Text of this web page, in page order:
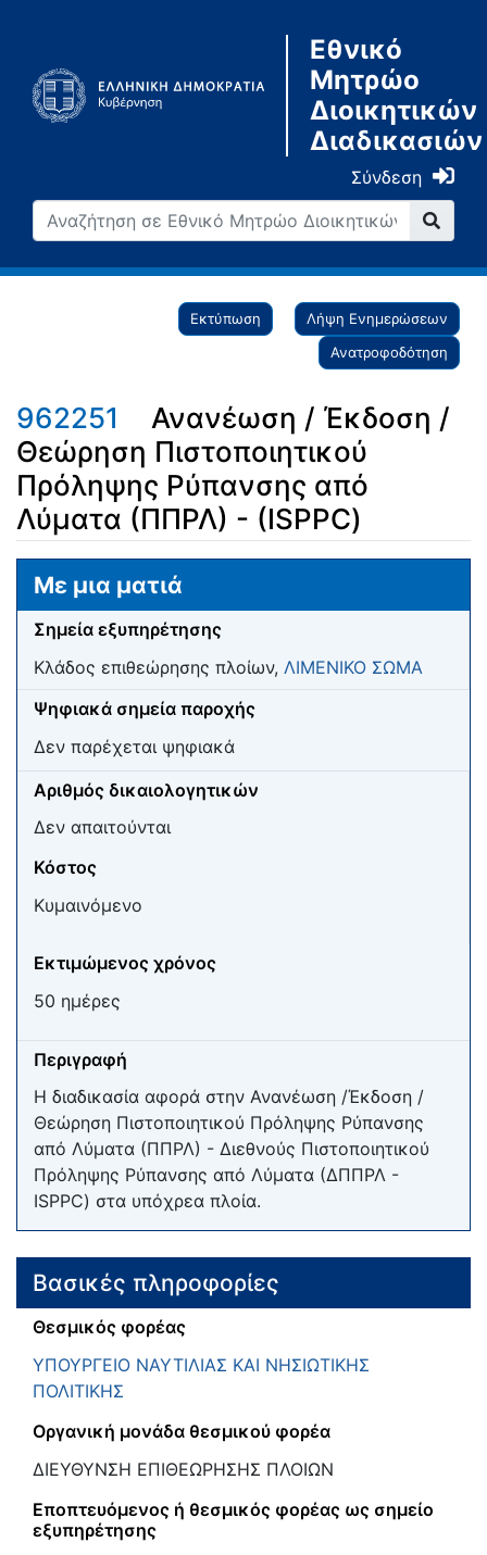
Εθνικό
Μητρώο
Διοικητικών
Διαδικασιών
Σύνδεση
Εκτύπωση
Λήψη Ενημερώσεων
Ανατροφοδότηση
962251
Ανανέωση / Έκδοση /
Θεώρηση Πιστοποιητικού
Πρόληψης Ρύπανσης από
Λύματα (ΠΠΡΛ) - (ISPPC)
Μετάβαση σε: πλοήγηση
Με μια ματιά
Σημεία εξυπηρέτησης
Κλάδος επιθεώρησης πλοίων, ΛΙΜΕΝΙΚΟ ΣΩΜΑ
Ψηφιακά σημεία παροχής
Δεν παρέχεται ψηφιακά
Αριθμός δικαιολογητικών
Δεν απαιτούνται
Κόστος
Κυμαινόμενο
Εκτιμώμενος χρόνος
50 ημέρες
Περιγραφή
Η διαδικασία αφορά στην Ανανέωση /Έκδοση /
Θεώρηση Πιστοποιητικού Πρόληψης Ρύπανσης
από Λύματα (ΠΠΡΛ) - Διεθνούς Πιστοποιητικού
Πρόληψης Ρύπανσης από Λύματα (ΔΠΠΡΛ -
ISPPC) στα υπόχρεα πλοία.
Βασικές πληροφορίες
Θεσμικός φορέας
ΥΠΟΥΡΓΕΙΟ ΝΑΥΤΙΛΙΑΣ ΚΑΙ ΝΗΣΙΩΤΙΚΗΣ
ΠΟΛΙΤΙΚΗΣ
Οργανική μονάδα θεσμικού φορέα
ΔΙΕΥΘΥΝΣΗ ΕΠΙΘΕΩΡΗΣΗΣ ΠΛΟΙΩΝ
Εποπτευόμενος ή θεσμικός φορέας ως σημείο
εξυπηρέτησης